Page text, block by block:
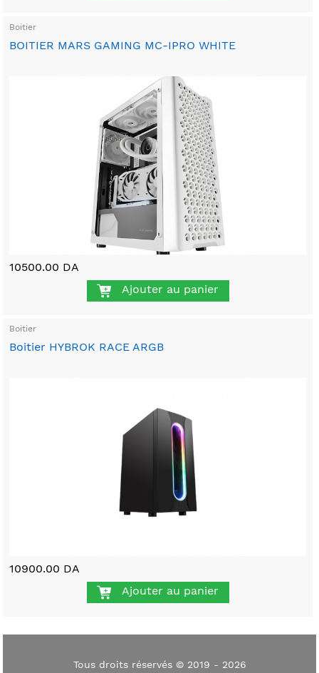
Boitier
BOITIER MARS GAMING MC-IPRO WHITE
10500.00 DA
Ajouter au panier
Boitier
Boitier HYBROK RACE ARGB
10900.00 DA
Ajouter au panier
Tous droits réservés © 2019 - 2026